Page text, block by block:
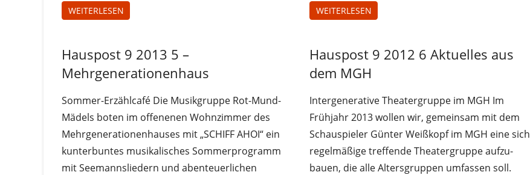
WEITERLESEN WEITERLESEN
Hauspost
9-2013
Hauspost 9 2013 5 –
Mehrgenerationenhaus
Sommer-Erzählcafé Die Musikgruppe Rot-Mund-
Mädels boten im offenenen Wohnzimmer des
Mehrgenerationenhauses mit „SCHIFF AHOI“ ein
kunterbuntes musikalisches Sommerprogramm
mit Seemannsliedern und abenteuerlichen
Hauspost
9 2012
Hauspost 9 2012 6 Aktuelles aus
dem MGH
Intergenerative Theatergruppe im MGH Im
Frühjahr 2013 wollen wir, gemeinsam mit dem
Schauspieler Günter Weißkopf im MGH eine sich
regelmäßige treffende Theatergruppe aufzu-
bauen, die alle Altersgruppen umfassen soll.